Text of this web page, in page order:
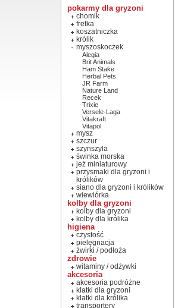
pokarmy dla gryzoni
chomik
fretka
koszatniczka
królik
myszoskoczek
Alegia
Brit Animals
Ham Stake
Herbal Pets
JR Farm
Nature Land
Recek
Trixie
Versele-Laga
Vitakraft
Vitapol
mysz
szczur
szynszyla
świnka morska
jeż miniaturowy
przysmaki dla gryzoni i
królików
siano dla gryzoni i królików
wiewiórka
kolby dla gryzoni
kolby dla gryzoni
kolby dla królika
higiena
czystość
pielęgnacja
żwirki / podłoża
zdrowie
witaminy / odżywki
akcesoria
akcesoria podróżne
klatki dla gryzoni
klatki dla królika
transportery